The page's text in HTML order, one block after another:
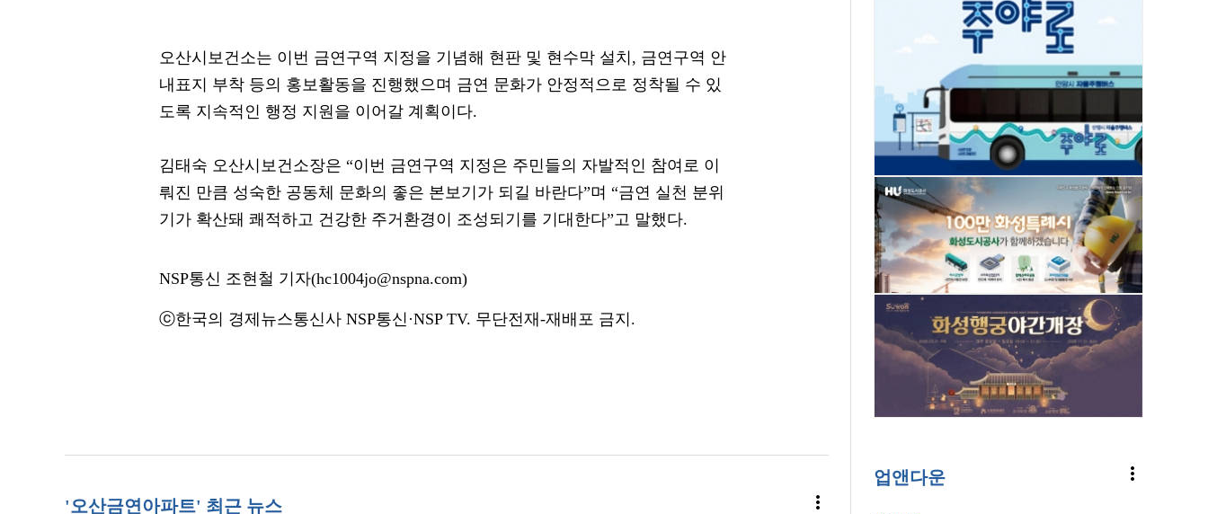
오산시보건소는 이번 금연구역 지정을 기념해 현판 및 현수막 설치, 금연구역 안
내표지 부착 등의 홍보활동을 진행했으며 금연 문화가 안정적으로 정착될 수 있
도록 지속적인 행정 지원을 이어갈 계획이다.
김태숙 오산시보건소장은 “이번 금연구역 지정은 주민들의 자발적인 참여로 이
뤄진 만큼 성숙한 공동체 문화의 좋은 본보기가 되길 바란다”며 “금연 실천 분위
기가 확산돼 쾌적하고 건강한 주거환경이 조성되기를 기대한다”고 말했다.
NSP통신 조현철 기자(hc1004jo@nspna.com)
ⓒ한국의 경제뉴스통신사 NSP통신·NSP TV. 무단전재-재배포 금지.
'오산금연아파트' 최근 뉴스 more_vert
업앤다운 more_vert